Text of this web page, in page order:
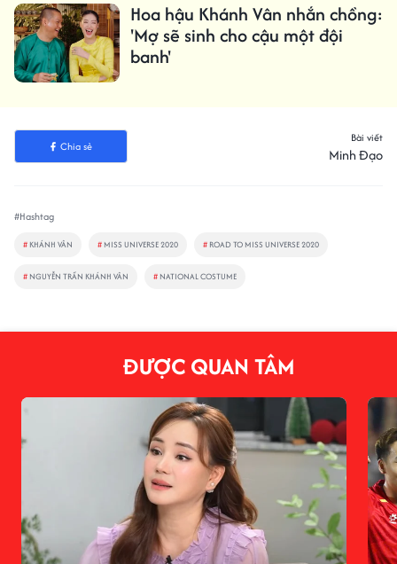
Hoa hậu Khánh Vân nhắn chồng:
'Mợ sẽ sinh cho cậu một đội
banh'
Chia sẻ
Bài viết
Minh Đạo
#Hashtag
# KHÁNH VÂN # MISS UNIVERSE 2020 # ROAD TO MISS UNIVERSE 2020
# NGUYỄN TRẦN KHÁNH VÂN # NATIONAL COSTUME
ĐƯỢC QUAN TÂM